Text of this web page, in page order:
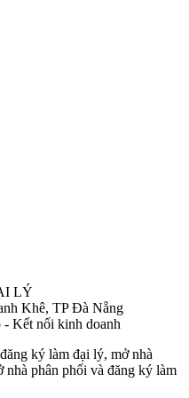
LÝ
Khê, TP Đà Nẵng
Kết nối kinh doanh
ký làm đại lý, mở nhà
nhà phân phối và đăng ký làm